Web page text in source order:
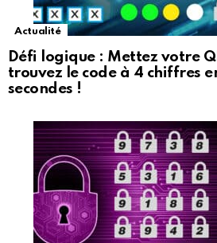
Actualité
Défi logique : Mettez votre
trouvez le code à 4 chiffres
secondes !